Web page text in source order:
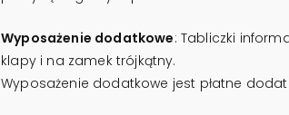
Wyposażenie dodatkowe: Tabliczki
klapy i na zamek trójkątny.
Wyposażenie dodatkowe jest płatne